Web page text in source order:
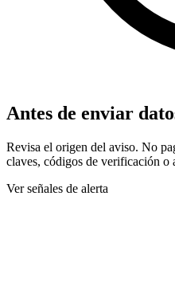
Antes de enviar
Revisa el origen del aviso. No
claves, códigos de verificación o
Ver señales de alerta